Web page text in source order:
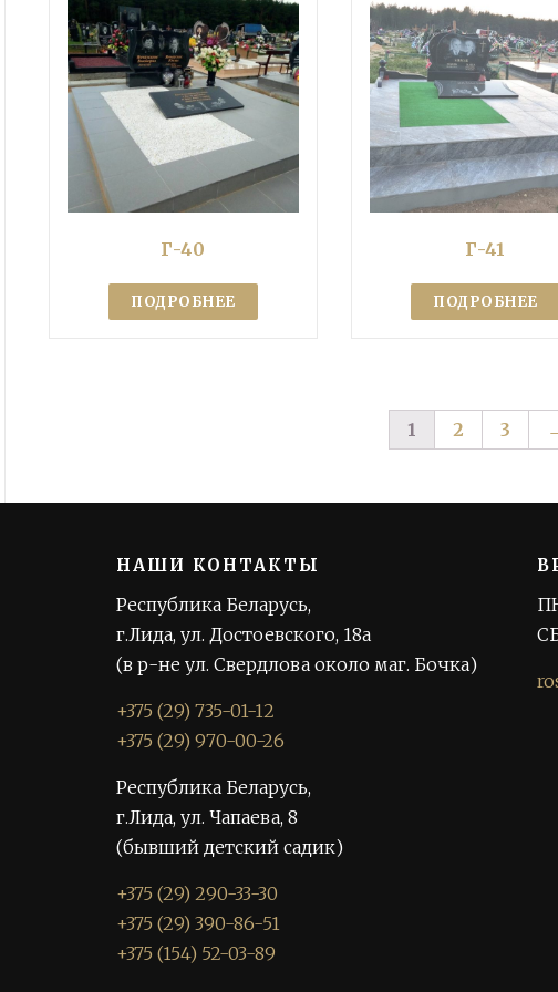
Г-40
ПОДРОБНЕЕ
Г-41
ПОДРОБНЕЕ
1 2 3
НАШИ КОНТАКТЫ
Республика Беларусь,
г.Лида, ул. Достоевского, 18а
(в р-не ул. Свердлова около маг. Бочка)
+375 (29) 735-01-12
+375 (29) 970-00-26
Республика Беларусь,
г.Лида, ул. Чапаева, 8
(бывший детский садик)
+375 (29) 290-33-30
+375 (29) 390-86-51
+375 (154) 52-03-89